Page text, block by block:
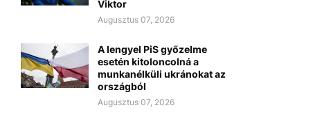
Viktor
Augusztus 07, 2026
A lengyel PiS győzelme
esetén kitoloncolná a
munkanélküli ukránokat az
országból
Augusztus 07, 2026